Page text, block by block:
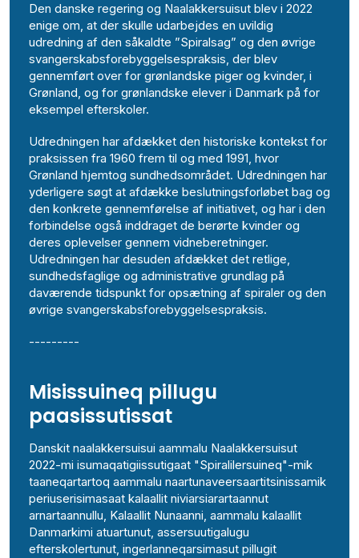
Den danske regering og Naalakkersuisut blev i 2022
enige om, at der skulle udarbejdes en uvildig
udredning af den såkaldte ”Spiralsag” og den øvrige
svangerskabsforebyggelsespraksis, der blev
gennemført over for grønlandske piger og kvinder, i
Grønland, og for grønlandske elever i Danmark på for
eksempel efterskoler.
Udredningen har afdækket den historiske kontekst for
praksissen fra 1960 frem til og med 1991, hvor
Grønland hjemtog sundhedsområdet. Udredningen har
yderligere søgt at afdække beslutningsforløbet bag og
den konkrete gennemførelse af initiativet, og har i den
forbindelse også inddraget de berørte kvinder og
deres oplevelser gennem vidneberetninger.
Udredningen har desuden afdækket det retlige,
sundhedsfaglige og administrative grundlag på
daværende tidspunkt for opsætning af spiraler og den
øvrige svangerskabsforebyggelsespraksis.
---------
Misissuineq pillugu
paasissutissat
Danskit naalakkersuisui aammalu Naalakkersuisut
2022-mi isumaqatigiissutigaat "Spiralilersuineq"-mik
taaneqartartoq aammalu naartunaveersaartitsinissamik
periuserisimasaat kalaallit niviarsiarartaannut
arnartaannullu, Kalaallit Nunaanni, aammalu kalaallit
Danmarkimi atuartunut, assersuutigalugu
efterskolertunut, ingerlanneqarsimasut pillugit